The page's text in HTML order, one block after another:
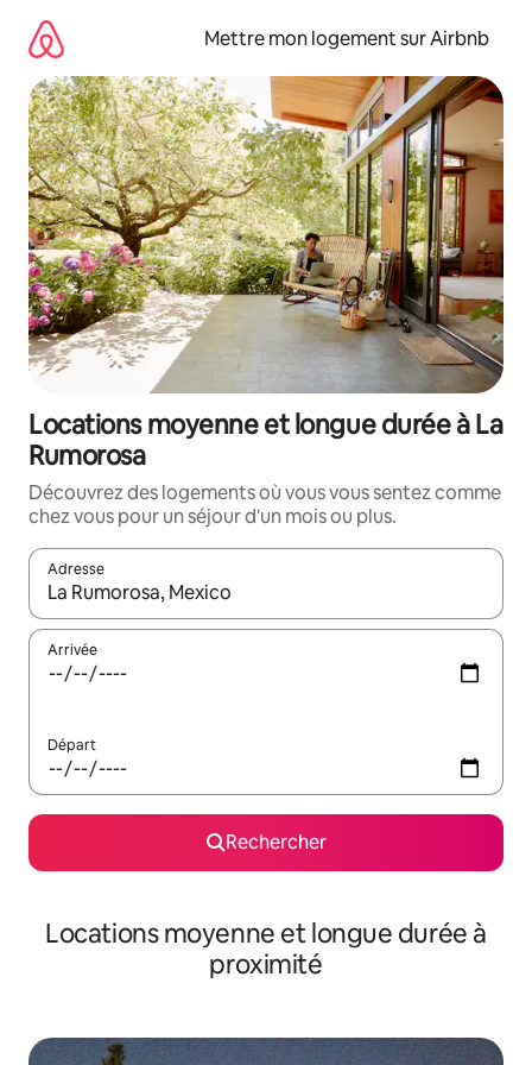
directement
contenu
Mettre mon logement sur Airbnb
Locations moyenne et longue durée à La
Rumorosa
Découvrez des logements où vous vous sentez comme
chez vous pour un séjour d'un mois ou plus.
Adresse
Lorsque les résultats s'affichent, utilisez les flèches vers le
Arrivée
Départ
Rechercher
Locations moyenne et longue durée à
proximité